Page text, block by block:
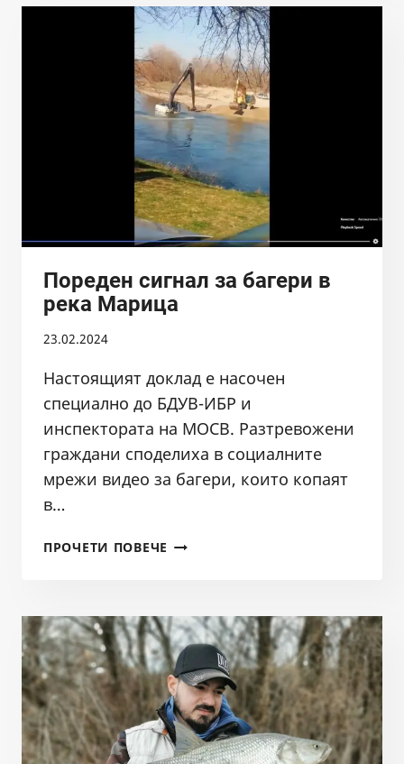
Пореден сигнал за багери в
река Марица
23.02.2024
Настоящият доклад е насочен
специално до БДУВ-ИБР и
инспектората на МОСВ. Разтревожени
граждани споделиха в социалните
мрежи видео за багери, които копаят
в…
ПРОЧЕТИ ПОВЕЧЕ ПОРЕДЕН
В
РЕКА
МАРИЦА